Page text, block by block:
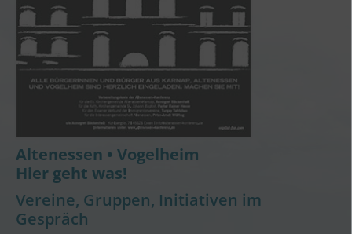
Altenessen • Vogelheim
Hier geht was!
Vereine, Gruppen, Initiativen im
Gespräch